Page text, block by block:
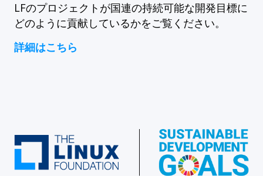
LFのプロジェクトが国連の持続可能な開発目標に
どのように貢献しているかをご覧ください。
詳細はこちら